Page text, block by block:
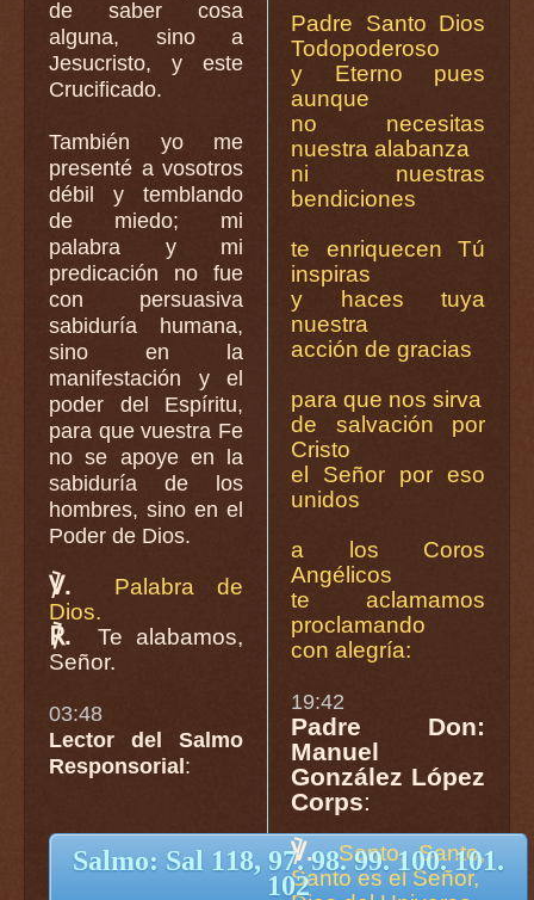
de saber cosa
alguna, sino a
Jesucristo, y este
Crucificado.
También yo me
presenté a vosotros
débil y temblando
de miedo; mi
palabra y mi
predicación no fue
con persuasiva
sabiduría humana,
sino en la
manifestación y el
poder del Espíritu,
para que vuestra Fe
no se apoye en la
sabiduría de los
hombres, sino en el
Poder de Dios.
℣.
Palabra de
Dios.
℟.
Te alabamos,
Señor.
03:48
Lector del Salmo
Responsorial:
Salmo: Sal 118, 97. 98. 99. 100. 101.
102
Padre Santo Dios
Todopoderoso
y Eterno pues
aunque
no necesitas
nuestra alabanza
ni nuestras
bendiciones
te enriquecen Tú
inspiras
y haces tuya
nuestra
acción de gracias
para que nos sirva
de salvación por
Cristo
el Señor por eso
unidos
a los Coros
Angélicos
te aclamamos
proclamando
con alegría:
19:42
Padre Don:
Manuel
González López
Corps:
℣.
Santo, Santo,
Santo es el Señor,